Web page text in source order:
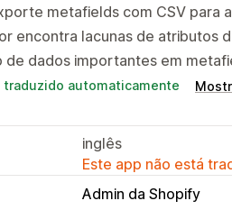
metafields com CSV para
encontra lacunas de atributos
de dados importantes em
automaticamente
inglês
Este app não está
Admin da Shopify